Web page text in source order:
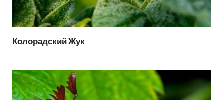
Колорадский Жук